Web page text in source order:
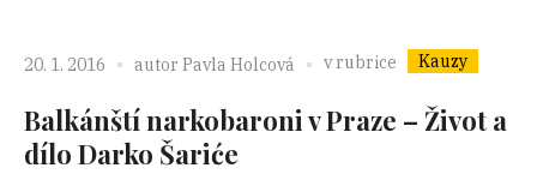
20. 1. 2016 autor Pavla Holcová v rubrice Kauzy
Balkánští narkobaroni v Praze – Život a
dílo Darko Šariće